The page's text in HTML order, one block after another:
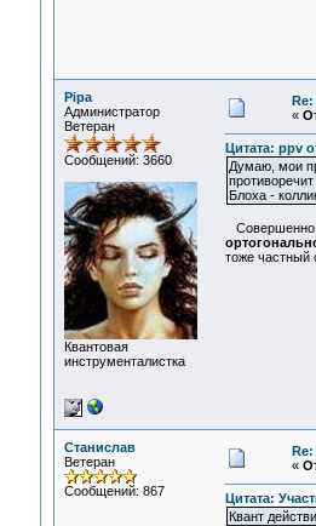
Pipa
Администратор
Ветеран
Сообщений: 3660
Квантовая
инструменталистка
«
Цитата: ppv
Думаю, мои
Блоха -
Совершенно
тоже частный
Станислав
Ветеран
Сообщений: 867
«
Цитата:
Квант